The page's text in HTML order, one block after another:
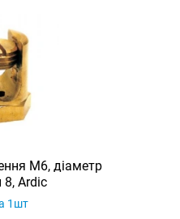
M6, діаметр
8, Ardic
1шт